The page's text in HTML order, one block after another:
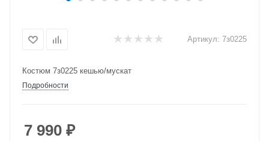
Артикул: 7з0225
Костюм 7з0225 кешью/мускат
Подробности
7 990 ₽